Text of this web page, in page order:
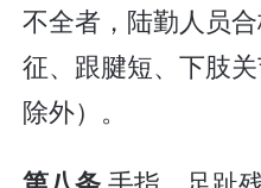
不全者，陆勤人员
征、跟腱短、下肢
除外）。